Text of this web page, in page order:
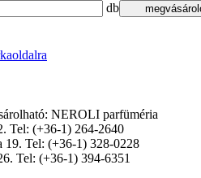
db
NEROLI parfüméria
Tel: (+36-1) 264-2640
19. Tel: (+36-1) 328-0228
Tel: (+36-1) 394-6351